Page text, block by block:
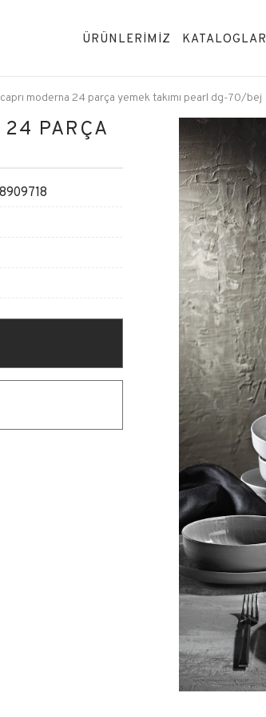
ÜRÜNLERİMİZ KATALOGLAR
moderna 24 parça yemek takımı pearl dg-70/bej
24 PARÇA